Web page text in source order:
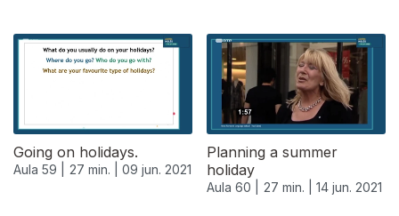
Going on holidays.
Aula 59 | 27 min. | 09 jun. 2021
Planning a summer
holiday
Aula 60 | 27 min. | 14 jun. 2021
550986